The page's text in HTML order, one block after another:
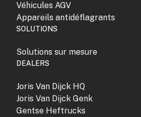
Véhicules AGV
Appareils antidéflagrants
SOLUTIONS
Solutions sur mesure
DEALERS
Joris Van Dijck HQ
Joris Van Dijck Genk
Gentse Heftrucks